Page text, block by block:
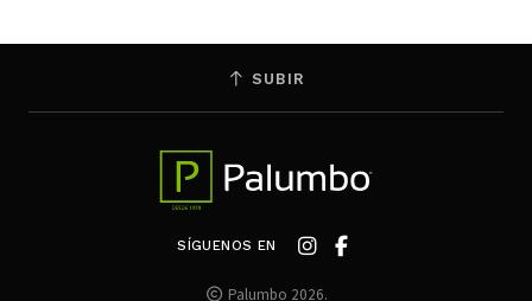
SUBIR
SÍGUENOS EN
Palumbo 2026.